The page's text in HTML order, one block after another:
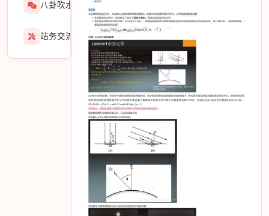
八卦吹水
站务交流